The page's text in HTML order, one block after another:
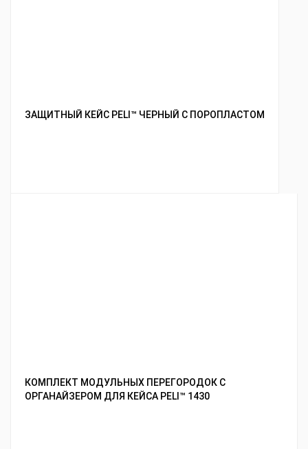
ЗАЩИТНЫЙ КЕЙС PELI™ ЧЕРНЫЙ С ПОРОПЛАСТОМ
КОМПЛЕКТ МОДУЛЬНЫХ ПЕРЕГОРОДОК С
ОРГАНАЙЗЕРОМ ДЛЯ КЕЙСА PELI™ 1430